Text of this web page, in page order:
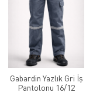
Gabardin Yazlık Gri İş
Pantolonu 16/12